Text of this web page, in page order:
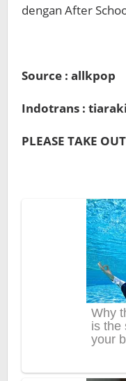
dengan After
Source : allkpop
Indotrans :
PLEASE TAKE